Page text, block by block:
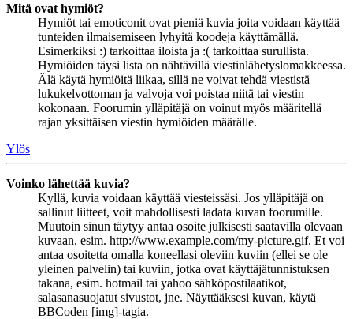
Mitä ovat hymiöt?
Hymiöt tai emoticonit ovat pieniä kuvia joita voidaan käyttää
tunteiden ilmaisemiseen lyhyitä koodeja käyttämällä.
Esimerkiksi :) tarkoittaa iloista ja :( tarkoittaa surullista.
Hymiöiden täysi lista on nähtävillä viestinlähetyslomakkeessa.
Älä käytä hymiöitä liikaa, sillä ne voivat tehdä viestistä
lukukelvottoman ja valvoja voi poistaa niitä tai viestin
kokonaan. Foorumin ylläpitäjä on voinut myös määritellä
rajan yksittäisen viestin hymiöiden määrälle.
Ylös
Voinko lähettää kuvia?
Kyllä, kuvia voidaan käyttää viesteissäsi. Jos ylläpitäjä on
sallinut liitteet, voit mahdollisesti ladata kuvan foorumille.
Muutoin sinun täytyy antaa osoite julkisesti saatavilla olevaan
kuvaan, esim. http://www.example.com/my-picture.gif. Et voi
antaa osoitetta omalla koneellasi oleviin kuviin (ellei se ole
yleinen palvelin) tai kuviin, jotka ovat käyttäjätunnistuksen
takana, esim. hotmail tai yahoo sähköpostilaatikot,
salasanasuojatut sivustot, jne. Näyttääksesi kuvan, käytä
BBCoden [img]-tagia.